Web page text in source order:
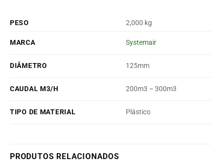
PESO 2,000 kg
MARCA Systemair
DIÂMETRO 125mm
CAUDAL M3/H 200m3 – 300m3
TIPO DE MATERIAL Plástico
PRODUTOS RELACIONADOS